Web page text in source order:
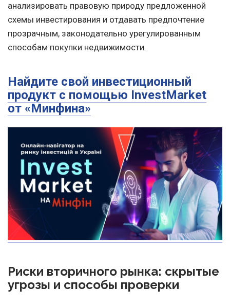
анализировать правовую природу предложенной
схемы инвестирования и отдавать предпочтение
прозрачным, законодательно урегулированным
способам покупки недвижимости.​
Найдите свой инвестиционный
продукт с помощью InvestMarket
от «Минфина»
Риски вторичного рынка: скрытые
угрозы и способы проверки